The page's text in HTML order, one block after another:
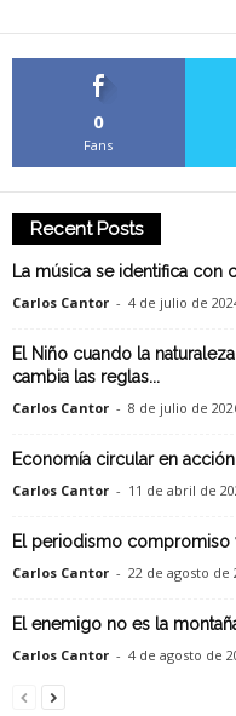
0
Fans
Recent Posts
La música se identifica con
Carlos Cantor - 4 de julio de
El Niño cuando la
cambia las reglas...
Carlos Cantor - 8 de julio de
Economía circular en
Carlos Cantor - 11 de abril de
El periodismo compromiso
Carlos Cantor - 22 de agosto de
El enemigo no es la
Carlos Cantor - 4 de agosto de